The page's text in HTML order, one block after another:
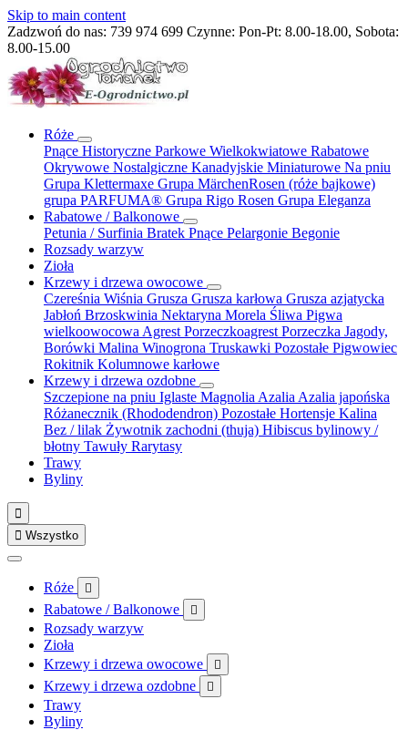
Skip to main content
Zadzwoń do nas: 739 974 699 Czynne: Pon-Pt: 8.00-18.00, Sobota:
8.00-15.00
Róże
Pnące Historyczne Parkowe Wielkokwiatowe Rabatowe
Okrywowe Nostalgiczne Kanadyjskie Miniaturowe Na pniu
Grupa Klettermaxe Grupa MärchenRosen (róże bajkowe)
grupa PARFUMA® Grupa Rigo Rosen Grupa Eleganza
Rabatowe / Balkonowe
Petunia / Surfinia Bratek Pnące Pelargonie Begonie
Rozsady warzyw
Zioła
Krzewy i drzewa owocowe
Czereśnia Wiśnia Grusza Grusza karłowa Grusza azjatycka
Jabłoń Brzoskwinia Nektaryna Morela Śliwa Pigwa
wielkoowocowa Agrest Porzeczkoagrest Porzeczka Jagody,
Borówki Malina Winogrona Truskawki Pozostałe Pigwowiec
Rokitnik Kolumnowe karłowe
Krzewy i drzewa ozdobne
Szczepione na pniu Iglaste Magnolia Azalia Azalia japońska
Różanecznik (Rhododendron) Pozostałe Hortensje Kalina
Bez / lilak Żywotnik zachodni (thuja) Hibiscus bylinowy /
błotny Tawuły Rarytasy
Trawy
Byliny

 Wszystko
Róże 
Rabatowe / Balkonowe 
Rozsady warzyw
Zioła
Krzewy i drzewa owocowe

Krzewy i drzewa ozdobne 
Trawy
Byliny